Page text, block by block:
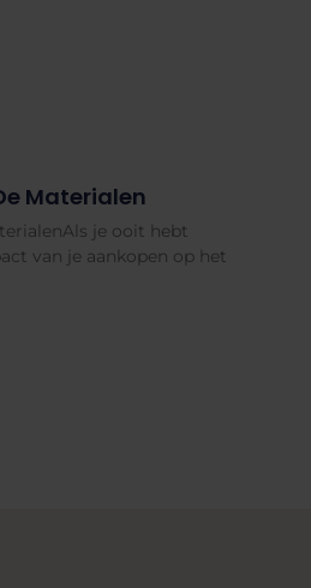
Materialen
je ooit hebt
van je aankopen op het